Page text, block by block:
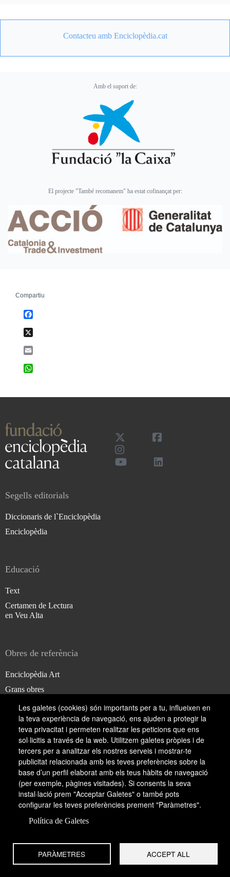
Contacteu amb Enciclopèdia.cat
Amb el suport de:
El projecte "També recomanem" ha estat cofinançat per:
Compartiu
Segells editorials
Diccionaris de l`Enciclopèdia
Enciclopèdia
Educació
Text
Certamen de Lectura
en Veu Alta
Obres de referència
Enciclopèdia Art
Grans obres
Coneixement
Enciclopèdia.cat
Diccionari.cat
Divulcat
Les galetes (cookies) són importants per a tu, influeixen en
la teva experiència de navegació, ens ajuden a protegir la
teva privacitat i permeten realitzar les peticions que ens
sol·licitis a través de la web. Utilitzem galetes pròpies i de
tercers per a analitzar els nostres serveis i mostrar-te
publicitat relacionada amb les teves preferències sobre la
base d’un perfil elaborat amb els teus hàbits de navegació
(per exemple, pàgines visitades). Si consents la seva
instal·lació prem "Acceptar Galetes" o també pots
configurar les teves preferències prement "Paràmetres".
Política de Galetes
PARÀMETRES ACCEPT ALL